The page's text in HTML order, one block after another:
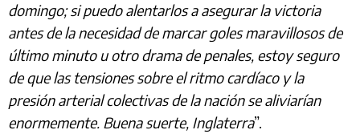
domingo; si puedo alentarlos a asegurar la victoria
antes de la necesidad de marcar goles maravillosos de
último minuto u otro drama de penales, estoy seguro
de que las tensiones sobre el ritmo cardíaco y la
presión arterial colectivas de la nación se aliviarían
enormemente. Buena suerte, Inglaterra”.